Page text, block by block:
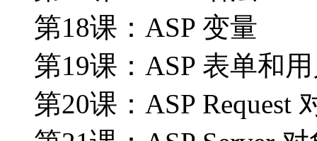
第18课：ASP 变量
第19课：ASP 表单和
第20课：ASP Request